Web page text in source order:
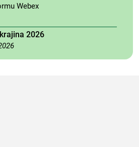
Webex
2026